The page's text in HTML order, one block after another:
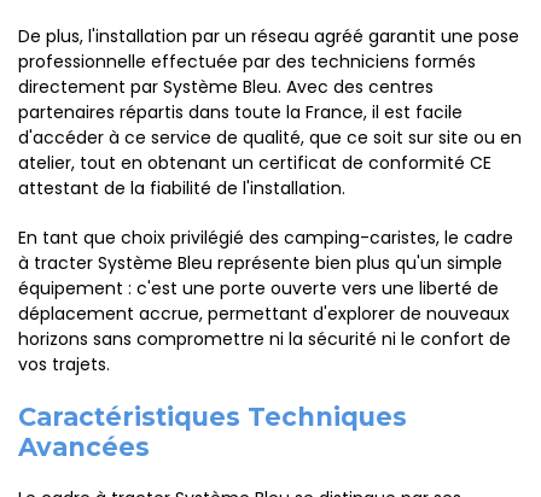
De plus, l'installation par un réseau agréé garantit une pose
professionnelle effectuée par des techniciens formés
directement par Système Bleu. Avec des centres
partenaires répartis dans toute la France, il est facile
d'accéder à ce service de qualité, que ce soit sur site ou en
atelier, tout en obtenant un certificat de conformité CE
attestant de la fiabilité de l'installation.
En tant que choix privilégié des camping-caristes, le cadre
à tracter Système Bleu représente bien plus qu'un simple
équipement : c'est une porte ouverte vers une liberté de
déplacement accrue, permettant d'explorer de nouveaux
horizons sans compromettre ni la sécurité ni le confort de
vos trajets.
Caractéristiques Techniques
Avancées